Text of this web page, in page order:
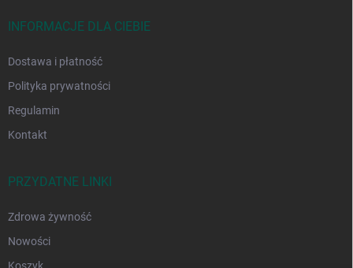
INFORMACJE DLA CIEBIE
Dostawa i płatność
Polityka prywatności
Regulamin
Kontakt
PRZYDATNE LINKI
Zdrowa żywność
Nowości